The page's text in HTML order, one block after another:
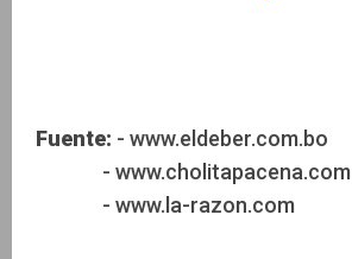
Fuente: - www.eldeber.com.bo
- www.cholitapacena.com
- www.la-razon.com